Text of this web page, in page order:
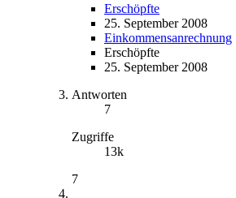
Erschöpfte
25. September 2008
Einkommensanrechnung
Erschöpfte
25. September 2008
Antworten
7
Zugriffe
13k
7